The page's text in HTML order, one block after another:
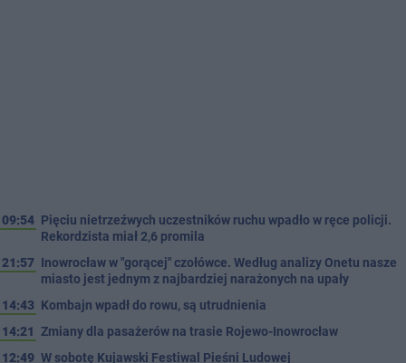
09:54 Pięciu nietrzeźwych uczestników ruchu wpadło w ręce policji.
Rekordzista miał 2,6 promila
21:57 Inowrocław w "gorącej" czołówce. Według analizy Onetu nasze
miasto jest jednym z najbardziej narażonych na upały
14:43 Kombajn wpadł do rowu, są utrudnienia
14:21 Zmiany dla pasażerów na trasie Rojewo-Inowrocław
12:49 W sobotę Kujawski Festiwal Pieśni Ludowej